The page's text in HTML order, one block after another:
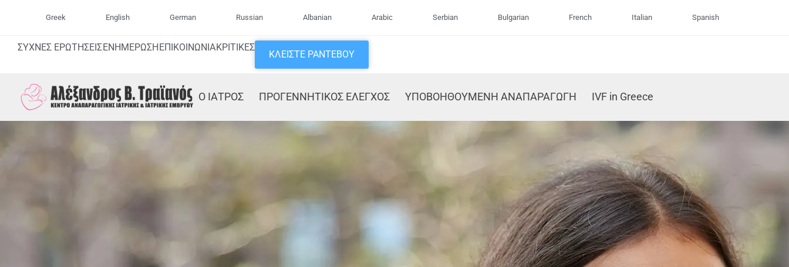
Greek English German Russian Albanian Arabic Serbian Bulgarian French Italian Spanish
ΣΥΧΝΕΣ ΕΡΩΤΗΣΕΙΣΕΝΗΜΕΡΩΣΗΕΠΙΚΟΙΝΩΝΙΑΚΡΙΤΙΚΕΣ
ΚΛΕΊΣΤΕ ΡΑΝΤΕΒΟΎ
Ο ΙΑΤΡΟΣ ΠΡΟΓΕNNΗΤΙΚΟΣ ΕΛΕΓΧΟΣ ΥΠΟΒΟΗΘΟΥΜΕΝΗ ΑΝΑΠΑΡΑΓΩΓΗ IVF in Greece